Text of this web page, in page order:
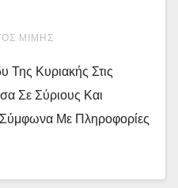
ΜΊΜΗΣ
Της Κυριακής Στις
Σε Σύριους Και
Με Πληροφορίες